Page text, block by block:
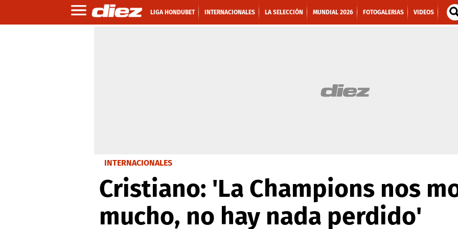
LIGA HONDUBET INTERNACIONALES LA SELECCIÓN MUNDIAL 2026 FOTOGALERIAS VIDEOS
INTERNACIONALES
Cristiano: 'La Champions nos
mucho, no hay nada perdido'